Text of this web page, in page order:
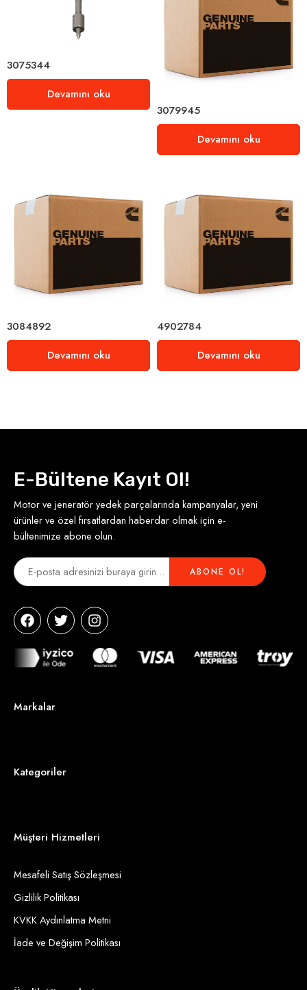
3075344
Devamını oku
3079945
Devamını oku
3084892
Devamını oku
4902784
Devamını oku
E-Bültene Kayıt Ol!
Motor ve jeneratör yedek parçalarında kampanyalar, yeni
ürünler ve özel fırsatlardan haberdar olmak için e-
bültenimize abone olun.
Markalar
Kategoriler
Müşteri Hizmetleri
Mesafeli Satış Sözleşmesi
Gizlilik Politikası
KVKK Aydınlatma Metni
İade ve Değişim Politikası